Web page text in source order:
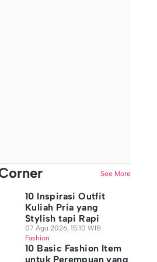
See More
10 Inspirasi Outfit
Kuliah Pria yang
Stylish tapi Rapi
07 Agu 2026, 15:10 WIB
Fashion
10 Basic Fashion Item
untuk Perempuan yang